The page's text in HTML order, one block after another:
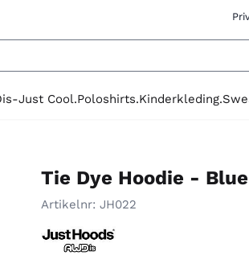
Just Cool.Poloshirts.Kinderkleding.
Tie Dye Hoodie -
Artikelnr: JH022